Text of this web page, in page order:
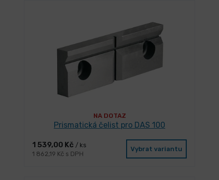
NA DOTAZ
Prismatická čelist pro DAS 100
1 539,00 Kč / ks
1 862,19 Kč s DPH
Vybrat variantu